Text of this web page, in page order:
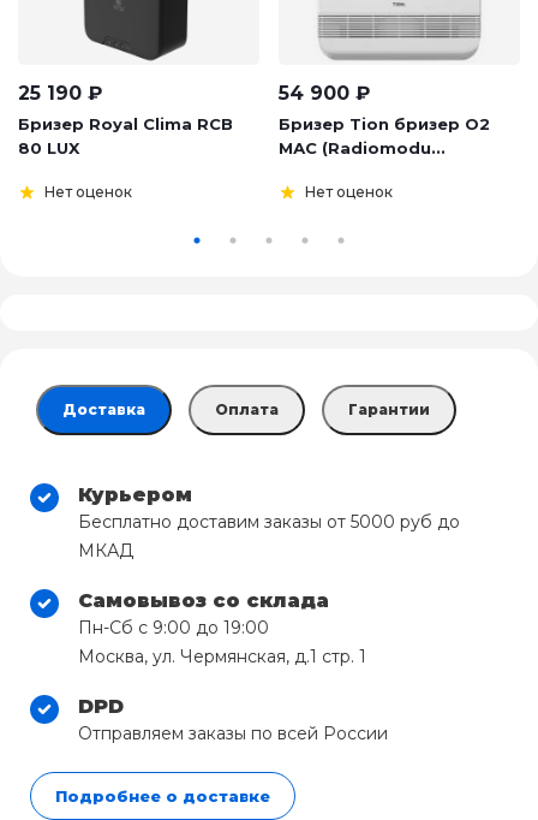
25 190 ₽
Бризер Royal Clima RCB
80 LUX
Нет оценок
54 900 ₽
Бризер Tion бризер О2
МАС (Radiomodu...
Нет оценок
Доставка Оплата Гарантии
Курьером
Бесплатно доставим заказы от 5000 руб до
МКАД
Самовывоз со склада
Пн-Сб с 9:00 до 19:00
Москва, ул. Чермянская, д.1 стр. 1
DPD
Отправляем заказы по всей России
Подробнее о доставке